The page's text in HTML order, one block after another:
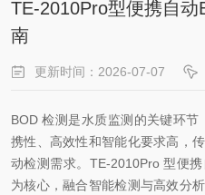
TE-2010Pro型便携自动
南
更新时间：2026-07-07
BOD 检测是水质监测的关键环
携性、高效性和智能化要求高，
动检测需求。TE-2010Pro 型便
为核心，融合智能检测与高效分